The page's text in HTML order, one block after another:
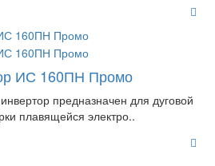
ИС 160ПН Промо
предназначен для дуговой
плавящейся электро..